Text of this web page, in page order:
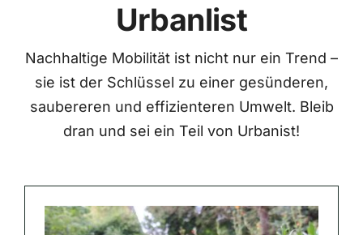
Urbanlist
Nachhaltige Mobilität ist nicht nur ein Trend –
sie ist der Schlüssel zu einer gesünderen,
saubereren und effizienteren Umwelt. Bleib
dran und sei ein Teil von Urbanist!